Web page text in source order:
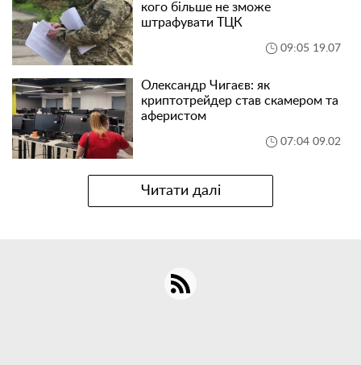
кого більше не зможе
штрафувати ТЦК
09:05 19.07
Олександр Чигаєв: як
криптотрейдер став скамером та
аферистом
07:04 09.02
Читати далі